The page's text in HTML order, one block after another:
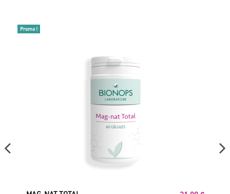
Promo !